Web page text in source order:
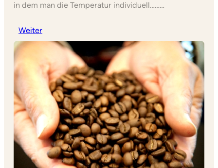
in dem man die Temperatur individuell………
Weiter